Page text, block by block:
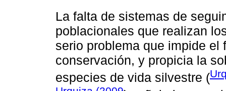
La falta de sistemas de
poblacionales que realizan
serio problema que impide
conservación, y propicia la
especies de vida silvestre (